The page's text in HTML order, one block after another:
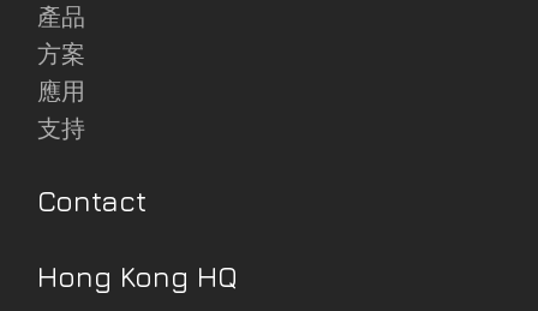
產品
方案
應用
支持
Contact
Hong Kong HQ